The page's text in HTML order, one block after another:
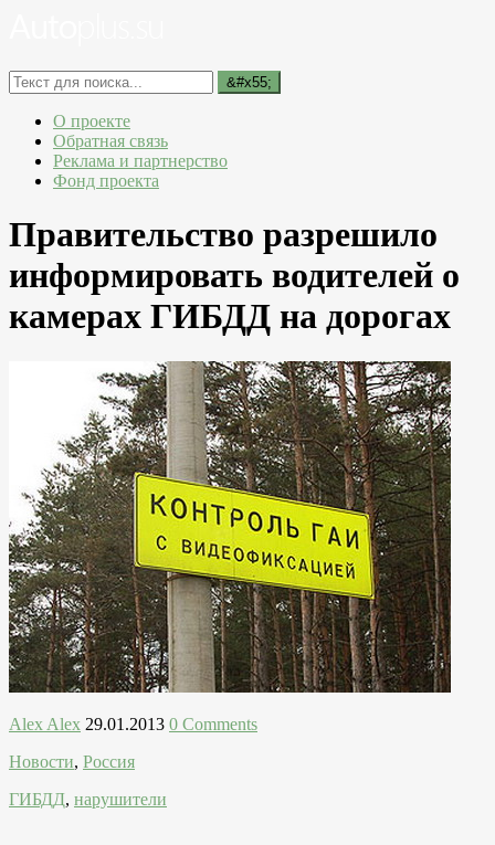
О проекте
Обратная связь
Реклама и партнерство
Фонд проекта
Правительство разрешило
информировать водителей о
камерах ГИБДД на дорогах
Alex Alex 29.01.2013 0 Comments
Новости, Россия
ГИБДД, нарушители